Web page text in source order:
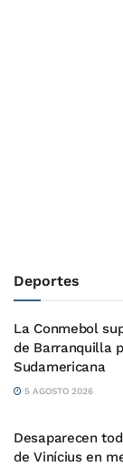
Deportes
La Conmebol
de Barranquilla
Sudamericana
5 AGOSTO 2026
Desaparecen
de Vinícius en